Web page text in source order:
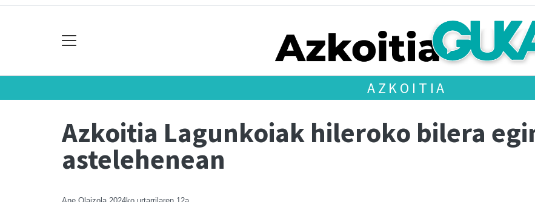
AZKOITIA
Azkoitia Lagunkoiak hileroko bilera
astelehenean